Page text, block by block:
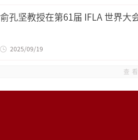
俞孔坚教授在第61届 IFLA 世界大
2025/09/19
查